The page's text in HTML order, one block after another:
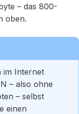
– das 800-
oben.
im Internet
– also ohne
– selbst
einen